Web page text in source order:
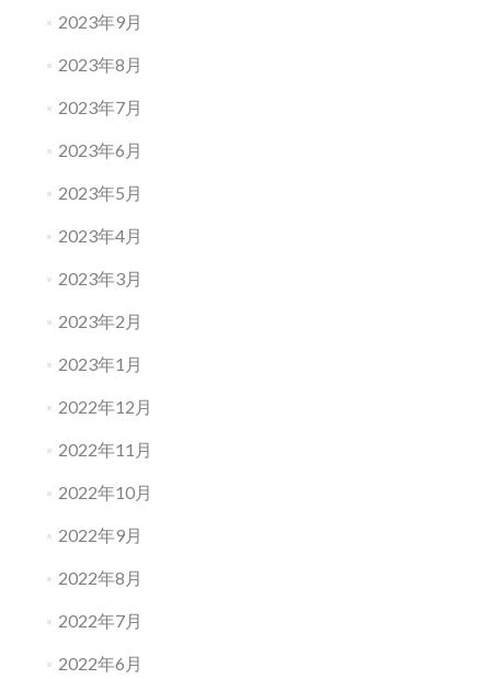
2023年9月
2023年8月
2023年7月
2023年6月
2023年5月
2023年4月
2023年3月
2023年2月
2023年1月
2022年12月
2022年11月
2022年10月
2022年9月
2022年8月
2022年7月
2022年6月